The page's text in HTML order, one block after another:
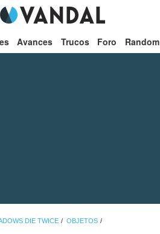
Avances Trucos Foro Random
DIE TWICE
OBJETOS